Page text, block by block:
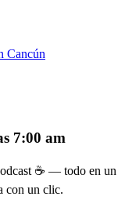
Cancún
7:00 am
☕ — todo en un
con un clic.